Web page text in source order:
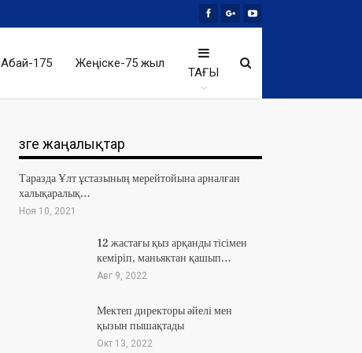
Абай-175 Жеңіске-75 жыл
ТАҒЫ
Өзге жаңалықтар
Таразда Ұлт ұстазының мерейтойына арналған
халықаралық…
Ноя 10, 2021
12 жастағы қыз арқанды тісімен
кеміріп, маньяктан қашып…
Авг 9, 2022
Мектеп директоры әйелі мен
қызын пышақтады
Окт 13, 2022